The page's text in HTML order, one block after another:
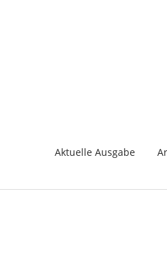
Aktuelle Ausgabe